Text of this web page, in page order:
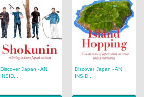
Discover Japan - AN
INSID...
Discover Japan - AN
INSID...